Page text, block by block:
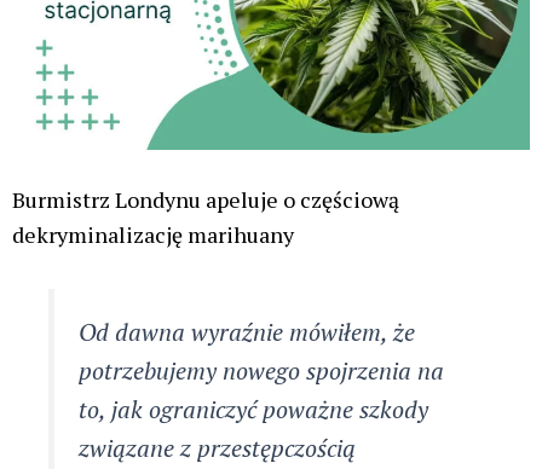
Burmistrz Londynu apeluje o częściową
dekryminalizację marihuany
Od dawna wyraźnie mówiłem, że
potrzebujemy nowego spojrzenia na
to, jak ograniczyć poważne szkody
związane z przestępczością